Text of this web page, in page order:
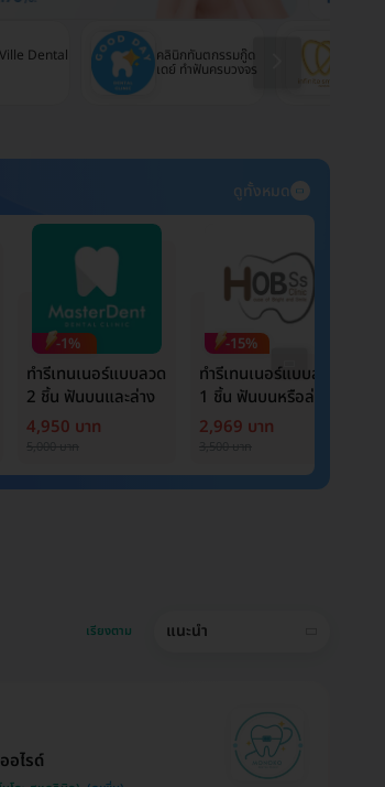
Dental คลินิกทันตกรรมกู๊ด
เดย์ ทำฟันครบวงจร
ดูทั้งหมด
-1%
ทำรีเทนเนอร์แบบลวด
2 ชิ้น ฟันบนและล่าง
4,950 บาท
-15%
ทำรีเทนเนอร์แบบลวด
1 ชิ้น ฟันบนหรือล่าง
2,969 บาท
เรียงตาม แนะนำ
อไรด์